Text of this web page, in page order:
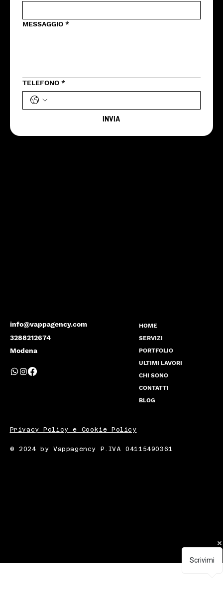
info@vappagency.com
3288212674
Modena
HOME
SERVIZI
PORTFOLIO
ULTIMI LAVORI
CHI SONO
CONTATTI
BLOG
MESSAGGIO *
TELEFONO *
INVIA
Privacy Policy e Cookie Policy
© 2024 by Vappagency P.IVA 04115490361
Scrivimi